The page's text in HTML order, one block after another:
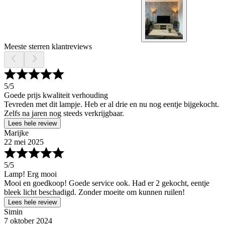
Meeste sterren klantreviews
5/5
Goede prijs kwaliteit verhouding
Tevreden met dit lampje. Heb er al drie en nu nog eentje bijgekocht.
Zelfs na jaren nog steeds verkrijgbaar.
Lees hele review
Marijke
22 mei 2025
5/5
Lamp! Erg mooi
Mooi en goedkoop! Goede service ook. Had er 2 gekocht, eentje
bleek licht beschadigd. Zonder moeite om kunnen ruilen!
Lees hele review
Simin
7 oktober 2024